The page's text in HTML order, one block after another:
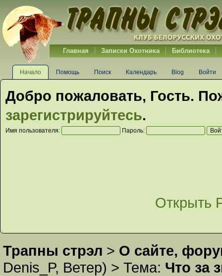
Главная Записки Охотника Библиотека
Начало Помощь Поиск Календарь Blog Войти
Добро пожаловать, Гость.
зарегистрируйтесь.
Имя пользователя: Пароль:
Открыть
Трапны стрэл > О сайте,
Denis_P, Ветер) > Тема: Что за